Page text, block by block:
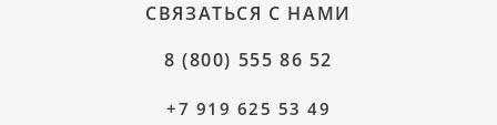
СВЯЗАТЬСЯ С НАМИ
8 (800) 555 86 52
+7 919 625 53 49